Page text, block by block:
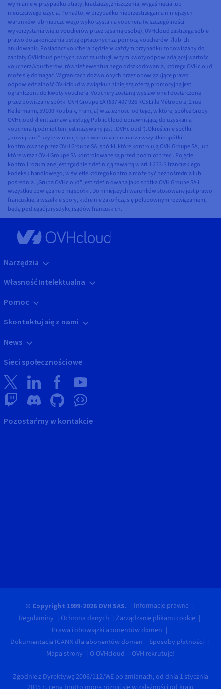
wymianie w przypadku utraty, kradzieży, zniszczenia, wygaśnięcia lub
nieuczciwego użycia. Ponadto, w przypadku nieprzestrzegania niniejszych
warunków lub nieuczciwego wykorzystania vouchera (w szczególności
wykorzystania wielu voucherów przez tę samą osobę), OVHcloud zastrzega sobie
prawo do zakończenia usług opłaconych za pomocą voucherów i/lub ich
anulowania. Posiadacz vouchera będzie w każdym przypadku zobowiązany do
zapłaty OVHcloud pełnych kwot za usługi, w tym kwoty odpowiadającej wartości
vouchera/voucherów, również ewentualnego odszkodowania, którego OVHcloud
może się domagać. W granicach dozwolonych przez obowiązujące prawo
odpowiedzialność OVHcloud w związku z niniejszą ofertą promocyjną jest
ograniczona do kwoty vouchera. Vouchery zostaną wystawione i dostarczone
przez powiązane spółki OVH Groupe SA (537 407 926 RCS Lille Métropole, 2 rue
Kellermann, 59100 Roubaix, Francja) w zależności od tego, w której spółce Grupy
OVHcloud klient zamawia usługę Public Cloud uprawniającą do uzyskania
vouchera (podmiot ten jest nazywany jest „OVHcloud”). Określenie spółki
„powiązane” użyte w niniejszych warunkach oznacza wszystkie spółki
kontrolowane przez OVH Groupe SA, spółki, które kontrolują OVH Groupe SA, lub
które wraz z OVH Groupe SA kontrolowane są przed podmiot trzeci. Pojęcie
kontroli rozumiane jest zgodnie z definicją zawartą w art. L233-3 francuskiego
kodeksu handlowego, w świetle którego kontrola może być bezpośrednia lub
pośrednia. „Grupa OVHcloud” jest zdefiniowana jako spółka OVH Groupe SA i
wszystkie powiązane z nią spółki. Do niniejszych warunków stosowane jest prawo
francuskie, a wszelkie spory, które nie zakończą się polubownym rozwiązaniem,
będą podlegać jurysdykcji sądów francuskich.
Narzędzia
Własność Intelektualna
Pomoc
Skontaktuj się z nami
News
Sieci społecznościowe
Pozostańmy w kontakcie
© Copyright 1999-2026 OVH SAS.
Informacje prawne
Regulaminy
Ochrona danych
Zarządzanie plikami cookie
Prawa i obowiązki abonentów domen
Dokumentacja ICANN dla abonentów domen
Sposoby płatności
Mapa strony
O OVHcloud OVH rekrutuje!
Zgodnie z Dyrektywą 2006/112/WE po zmianach, od dnia 1 stycznia
2015 r., ceny brutto mogą różnić się w zależności od kraju